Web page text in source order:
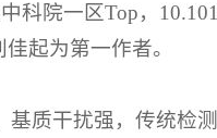
科院一区Top，
起为第一作者。
质干扰强，传统检